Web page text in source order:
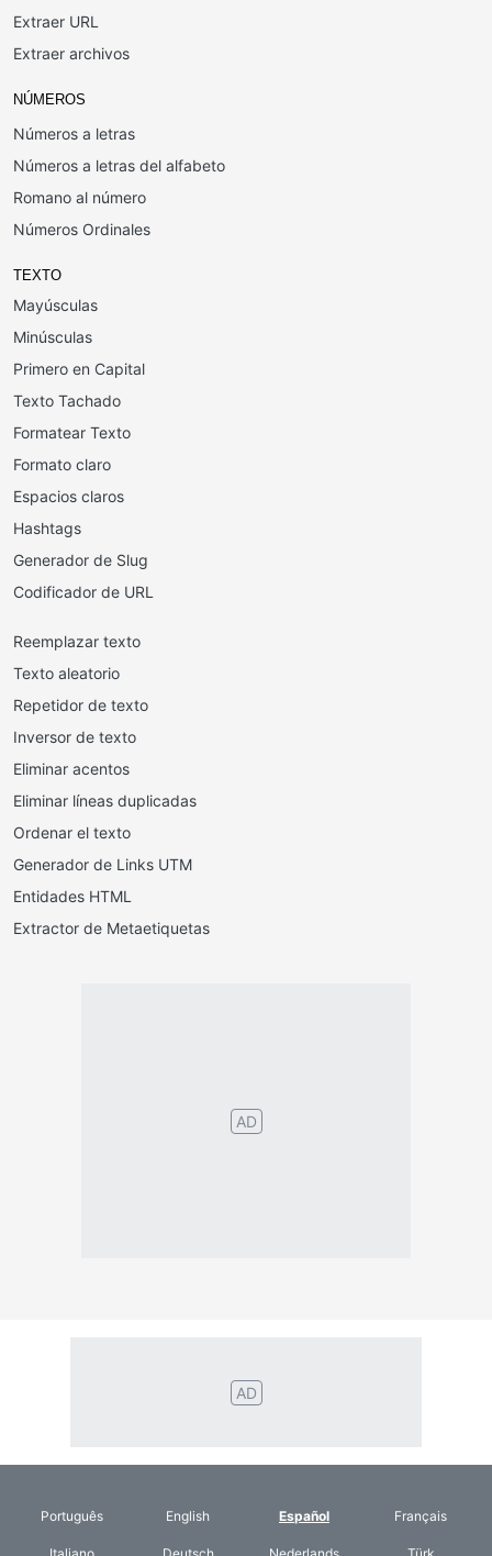
Extraer URL
Extraer archivos
NÚMEROS
Números a letras
Números a letras del alfabeto
Romano al número
Números Ordinales
TEXTO
Mayúsculas
Minúsculas
Primero en Capital
Texto Tachado
Formatear Texto
Formato claro
Espacios claros
Hashtags
Generador de Slug
Codificador de URL
Reemplazar texto
Texto aleatorio
Repetidor de texto
Inversor de texto
Eliminar acentos
Eliminar líneas duplicadas
Ordenar el texto
Generador de Links UTM
Entidades HTML
Extractor de Metaetiquetas